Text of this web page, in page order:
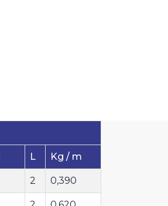
L Kg / m
2 0,390